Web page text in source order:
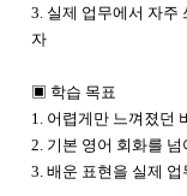
3. 실제 업무에서 자주
자
▣ 학습 목표
1. 어렵게만 느껴졌던
2. 기본 영어 회화를
3. 배운 표현을 실제